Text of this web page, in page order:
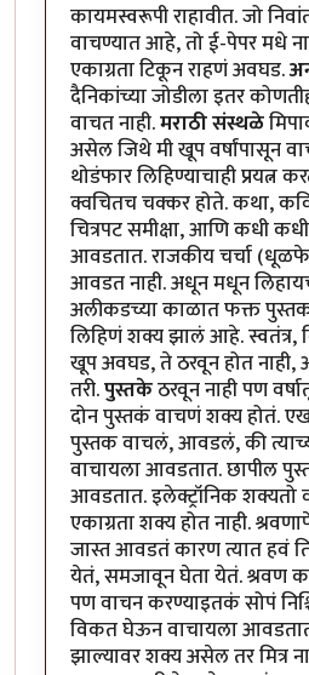
कायमस्वरूपी राहावीत. जो
वाचण्यात आहे, तो ई-पेपर मधे
एकाग्रता टिकून राहणं अवघड.
दैनिकांच्या जोडीला इतर
वाचत नाही.मराठी संस्थळे
असेल जिथे मी खूप वर्षांपासून
थोडंफार लिहिण्याचाही प्रयत्न
क्वचितच चक्कर होते. कथा,
चित्रपट समीक्षा, आणि कधी
आवडतात. राजकीय चर्चा
आवडत नाही. अधून मधून
अलीकडच्या काळात फक्त पुस्तक
लिहिणं शक्य झालं आहे. स्वतंत्र,
खूप अवघड, ते ठरवून होत
तरी.पुस्तकेठरवून नाही पण
दोन पुस्तकं वाचणं शक्य होतं.
पुस्तक वाचलं, आवडलं, की
वाचायला आवडतात. छापील
आवडतात. इलेक्ट्रॉनिक शक्यतो
एकाग्रता शक्य होत नाही.
जास्त आवडतं कारण त्यात हवं
येतं, समजावून घेता येतं. श्रवण
पण वाचन करण्याइतकं सोपं
विकत घेऊन वाचायला
झाल्यावर शक्य असेल तर मित्र